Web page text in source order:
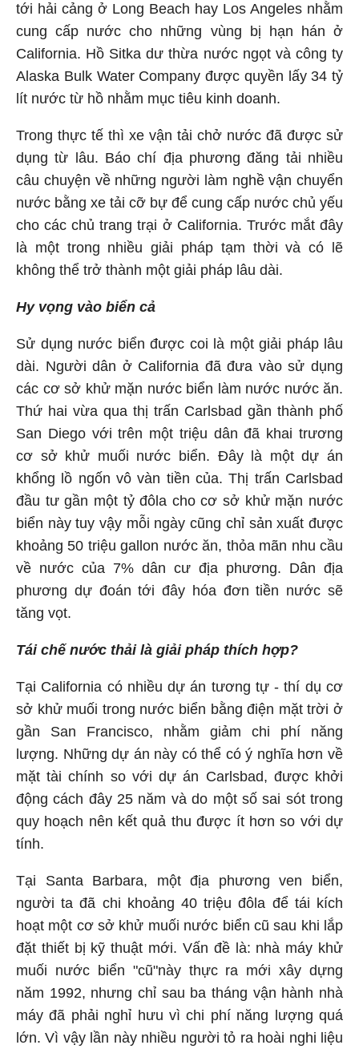
tới hải cảng ở Long Beach hay Los Angeles nhằm
cung cấp nước cho những vùng bị hạn hán ở
California. Hồ Sitka dư thừa nước ngọt và công ty
Alaska Bulk Water Company được quyền lấy 34 tỷ
lít nước từ hồ nhằm mục tiêu kinh doanh.
Trong thực tế thì xe vận tải chở nước đã được sử
dụng từ lâu. Báo chí địa phương đăng tải nhiều
câu chuyện về những người làm nghề vận chuyển
nước bằng xe tải cỡ bự để cung cấp nước chủ yếu
cho các chủ trang trại ở California. Trước mắt đây
là một trong nhiều giải pháp tạm thời và có lẽ
không thể trở thành một giải pháp lâu dài.
Hy vọng vào biển cả
Sử dụng nước biển được coi là một giải pháp lâu
dài. Người dân ở California đã đưa vào sử dụng
các cơ sở khử mặn nước biển làm nước nước ăn.
Thứ hai vừa qua thị trấn Carlsbad gần thành phố
San Diego với trên một triệu dân đã khai trương
cơ sở khử muối nước biển. Đây là một dự án
khổng lồ ngốn vô vàn tiền của. Thị trấn Carlsbad
đầu tư gần một tỷ đôla cho cơ sở khử mặn nước
biển này tuy vậy mỗi ngày cũng chỉ sản xuất được
khoảng 50 triệu gallon nước ăn, thỏa mãn nhu cầu
về nước của 7% dân cư địa phương. Dân địa
phương dự đoán tới đây hóa đơn tiền nước sẽ
tăng vọt.
Tái chế nước thải là giải pháp thích hợp?
Tại California có nhiều dự án tương tự - thí dụ cơ
sở khử muối trong nước biển bằng điện mặt trời ở
gần San Francisco, nhằm giảm chi phí năng
lượng. Những dự án này có thể có ý nghĩa hơn về
mặt tài chính so với dự án Carlsbad, được khởi
động cách đây 25 năm và do một số sai sót trong
quy hoạch nên kết quả thu được ít hơn so với dự
tính.
Tại Santa Barbara, một địa phương ven biển,
người ta đã chi khoảng 40 triệu đôla để tái kích
hoạt một cơ sở khử muối nước biển cũ sau khi lắp
đặt thiết bị kỹ thuật mới. Vấn đề là: nhà máy khử
muối nước biển "cũ"này thực ra mới xây dựng
năm 1992, nhưng chỉ sau ba tháng vận hành nhà
máy đã phải nghỉ hưu vì chi phí năng lượng quá
lớn. Vì vậy lần này nhiều người tỏ ra hoài nghi liệu